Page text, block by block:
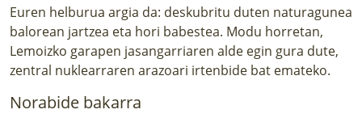
Euren helburua argia da: deskubritu duten naturagunea
balorean jartzea eta hori babestea. Modu horretan,
Lemoizko garapen jasangarriaren alde egin gura dute,
zentral nuklearraren arazoari irtenbide bat emateko.
Norabide bakarra